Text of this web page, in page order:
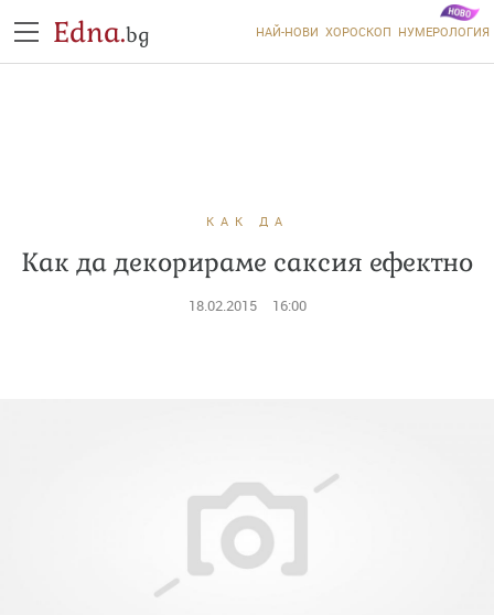
Edna.bg НАЙ-НОВИ ХОРОСКОП НУМЕРОЛОГИЯ
КАК ДА
Как да декорираме саксия ефектно
18.02.2015 16:00